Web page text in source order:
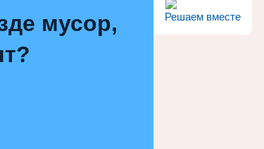
Решаем вместе
мусор,